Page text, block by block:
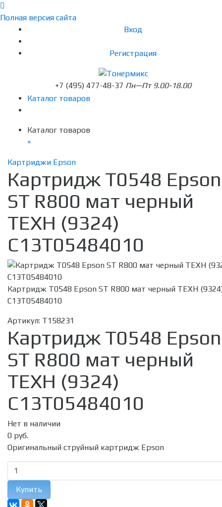
Полная версия сайта
Вход
Регистрация
+7 (495) 477-48-37 Пн—Пт 9.00-18.00
Каталог товаров
Каталог товаров
×
Картриджи Epson
Картридж T0548 Epson
ST R800 мат черный
ТЕХН (9324)
C13T05484010
Картридж T0548 Epson ST R800 мат черный ТЕХН
C13T05484010
Артикул: T158231
Картридж T0548 Epson
ST R800 мат черный
ТЕХН (9324)
C13T05484010
Нет в наличии
0 руб.
Оригинальный струйный картридж Epson
Купить